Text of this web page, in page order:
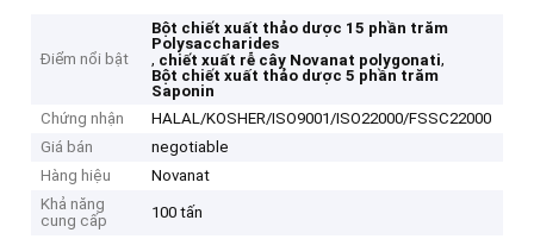
Điểm nổi bật
Bột chiết xuất thảo dược 15 phần trăm
Polysaccharides
, chiết xuất rễ cây Novanat polygonati,
Bột chiết xuất thảo dược 5 phần trăm
Saponin
Chứng nhận
HALAL/KOSHER/ISO9001/ISO22000/FSSC22000
Giá bán
negotiable
Hàng hiệu
Novanat
Khả năng
cung cấp
100 tấn